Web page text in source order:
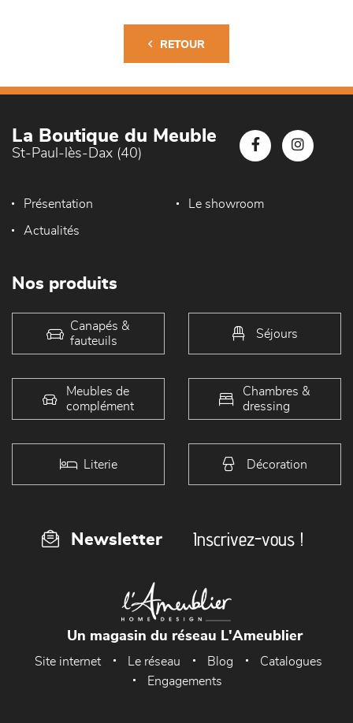
RETOUR
La Boutique du Meuble
St-Paul-lès-Dax (40)
Présentation Le showroom
Actualités
Nos produits
Canapés &
fauteuils
Séjours
Meubles de
complément
Chambres &
dressing
Literie Décoration
Newsletter Inscrivez-vous !
Un magasin du réseau L'Ameublier
Site internet Le réseau Blog
Catalogues
Engagements